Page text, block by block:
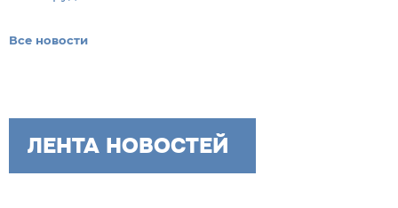
Все новости
ЛЕНТА НОВОСТЕЙ